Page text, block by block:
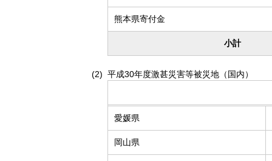
熊本県寄付金
小計
平成30年度激甚災害等被災地（国内）
愛媛県
岡山県